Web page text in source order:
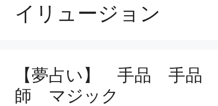
イリュージョン
【夢占い】 手品 手品
師 マジック